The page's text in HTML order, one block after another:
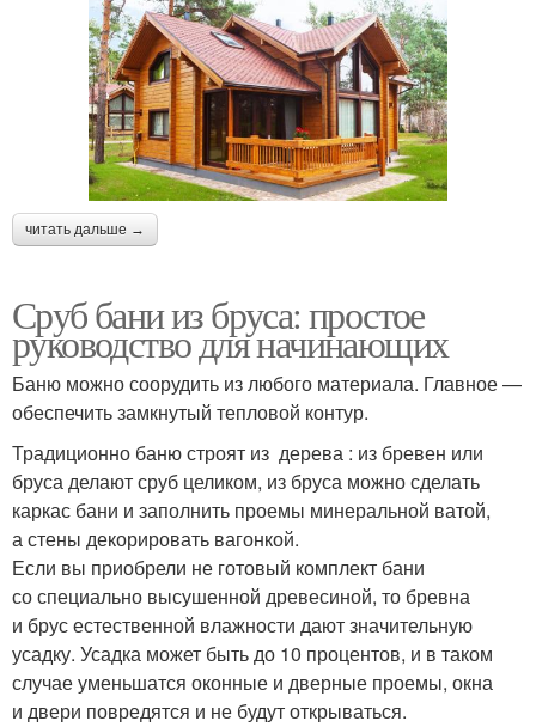
читать дальше →
Сруб бани из бруса: простое
руководство для начинающих
Баню можно соорудить из любого материала. Главное —
обеспечить замкнутый тепловой контур.
Традиционно баню строят из дерева : из бревен или
бруса делают сруб целиком, из бруса можно сделать
каркас бани и заполнить проемы минеральной ватой,
а стены декорировать вагонкой.
Если вы приобрели не готовый комплект бани
со специально высушенной древесиной, то бревна
и брус естественной влажности дают значительную
усадку. Усадка может быть до 10 процентов, и в таком
случае уменьшатся оконные и дверные проемы, окна
и двери повредятся и не будут открываться.